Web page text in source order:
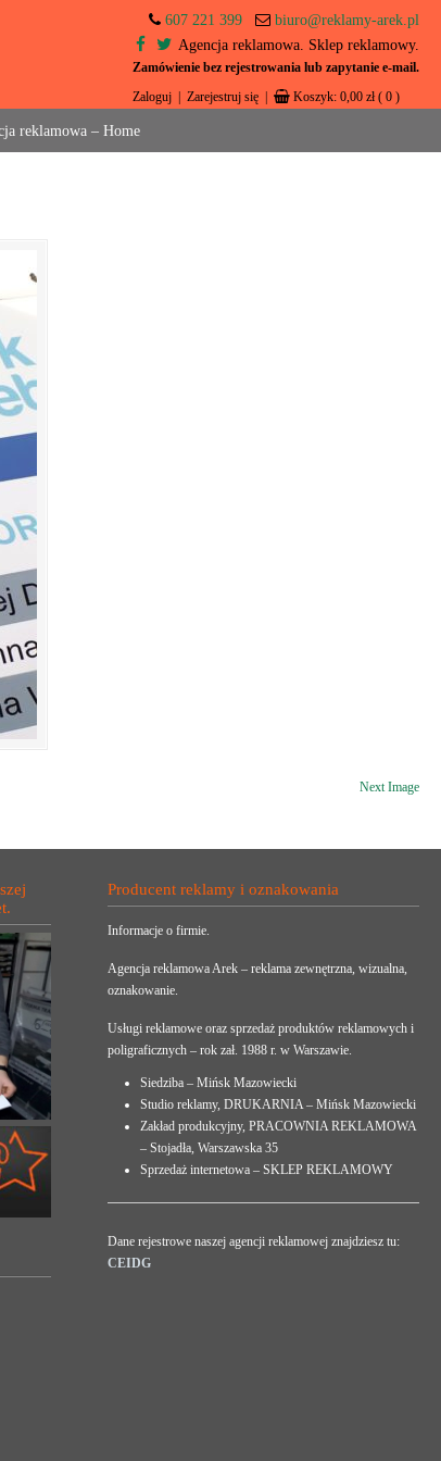
607 221 399
biuro@reklamy-arek.pl
Agencja reklamowa. Sklep reklamowy.
Zamówienie bez rejestrowania lub zapytanie e-mail.
Zaloguj Zarejestruj się Koszyk: 0,00 zł ( 0 )
reklamowa – Home
Next Image
Producent reklamy i oznakowania
Informacje o firmie.
Agencja reklamowa Arek – reklama zewnętrzna, wizualna,
oznakowanie.
Usługi reklamowe oraz sprzedaż produktów reklamowych i
poligraficznych – rok zał. 1988 r. w Warszawie.
Siedziba – Mińsk Mazowiecki
Studio reklamy, DRUKARNIA – Mińsk Mazowiecki
Zakład produkcyjny, PRACOWNIA REKLAMOWA
– Stojadła, Warszawska 35
Sprzedaż internetowa – SKLEP REKLAMOWY
Dane rejestrowe naszej agencji reklamowej znajdziesz tu:
CEIDG